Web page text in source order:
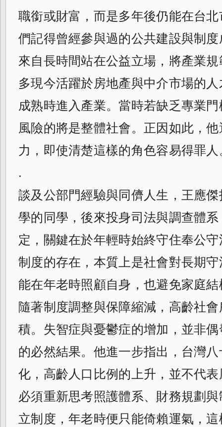
職銜或財富，而是多年後仍能在台
們記得曾經參與過的公共建設與制
來自長時間站在公益立場，將產業
多現今活躍於房地產與中介市場的
成熟時進入產業。當時若缺乏專業
風險的將是整體社會。正因如此，
力，即使清楚這樣的角色容易得罪
.
談及公部門經驗與同儕人生，王應
學的同學，後來投身司法與調查體
定，關鍵在於年輕時始終守住奉公
制度的存在，本質上是社會對長期
能在年老時照顧自身，也避免家庭
隨著制度調整與保障縮減，高齡社
積。失智症與憂鬱症的增加，並非
的必然結果。他進一步指出，台灣
化，高齡人口比例的上升，並不代
必須重新思考照護體系、財務規劃
立制度，年老時便只能倚賴運氣，